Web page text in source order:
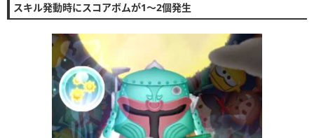
スキル発動時にスコアボムが1〜2個発生